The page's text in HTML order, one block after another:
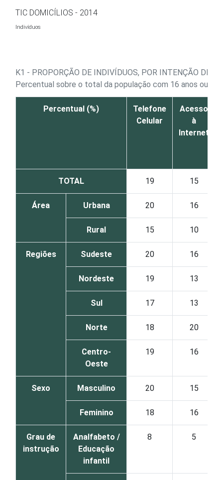
Ir para o conteúdo
TIC DOMICÍLIOS - 2014
Indivíduos
K1 - PROPORÇÃO DE INDIVÍDUOS, POR INTENÇÃO DE
Percentual sobre o total da população com 16 anos ou
Percentual (%)
Telefone
Celular
Acesso
à
Internet
TOTAL 19 15
Área Urbana 20 16
Rural 15 10
Regiões Sudeste 20 16
Nordeste 19 13
Sul 17 13
Norte 18 20
Centro-
Oeste
19 16
Sexo Masculino 20 15
Feminino 18 16
Grau de
instrução
Analfabeto /
Educação
infantil
8 5